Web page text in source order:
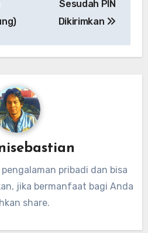
Sesudah PIN
Dikirimkan
pribadi dan bisa
jika bermanfaat bagi Anda
share.